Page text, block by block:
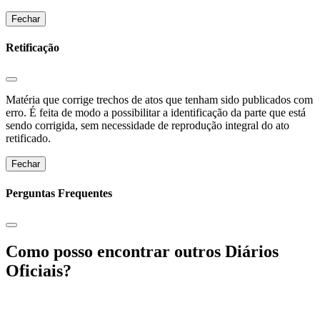
Fechar
Retificação
Matéria que corrige trechos de atos que tenham sido publicados com
erro. É feita de modo a possibilitar a identificação da parte que está
sendo corrigida, sem necessidade de reprodução integral do ato
retificado.
Fechar
Perguntas Frequentes
Como posso encontrar outros Diários
Oficiais?